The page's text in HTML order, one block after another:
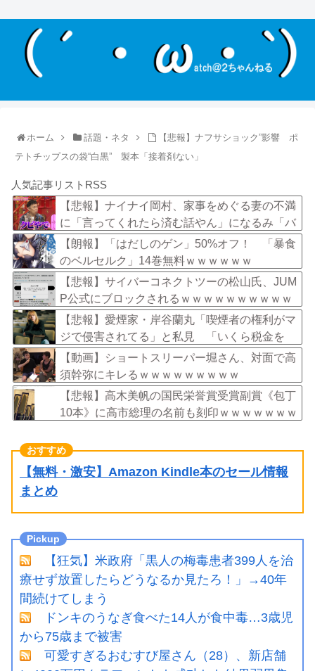
ホーム 話題・ネタ
【悲報】ナフサショック”影響 ポ
テトチップスの袋“白黒” 製本「接着剤ない」
人気記事リストRSS
【悲報】ナイナイ岡村、家事をめぐる妻の不満
に「言ってくれたら済む話やん」になるみ「バ
イトやったらクビやで」説教受け黙り込む
【朗報】「はだしのゲン」50%オフ！ 「暴食
のベルセルク」14巻無料ｗｗｗｗｗｗ
【悲報】サイバーコネクトツーの松山氏、JUM
P公式にブロックされるｗｗｗｗｗｗｗｗｗｗ
ｗ
【悲報】愛煙家・岸谷蘭丸「喫煙者の権利がマ
ジで侵害されてる」と私見 「いくら税金を
我々が払ってるんだと」
【動画】ショートスリーパー堀さん、対面で高
須幹弥にキレるｗｗｗｗｗｗｗｗｗ
【悲報】高木美帆の国民栄誉賞受賞副賞《包丁
10本》に高市総理の名前も刻印ｗｗｗｗｗｗｗ
【無料・激安】Amazon Kindle本のセール情報
まとめ
【狂気】米政府「黒人の梅毒患者399人を治
療せず放置したらどうなるか見たろ！」→40年
間続けてしまう
ドンキのうなぎ食べた14人が食中毒…3歳児
から75歳まで被害
可愛すぎるおむすび屋さん（28）、新店舗